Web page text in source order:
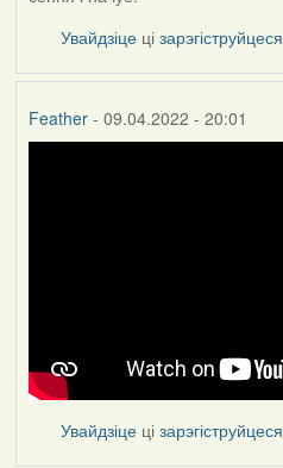
Увайдзіце цізарэгіструйцеся
Feather- 09.04.2022 - 20:01
Увайдзіце цізарэгіструйцеся